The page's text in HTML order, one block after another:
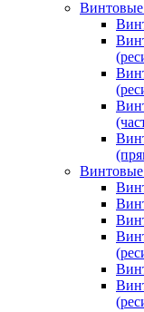
Винтовые
Винтовые